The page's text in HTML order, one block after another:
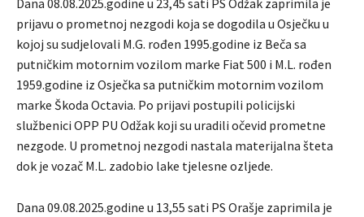
Dana 08.08.2025.godine u 23,45 sati PS Odžak zaprimila je
prijavu o prometnoj nezgodi koja se dogodila u Osječku u
kojoj su sudjelovali M.G. rođen 1995.godine iz Beča sa
putničkim motornim vozilom marke Fiat 500 i M.L. rođen
1959.godine iz Osječka sa putničkim motornim vozilom
marke Škoda Octavia. Po prijavi postupili policijski
službenici OPP PU Odžak koji su uradili očevid prometne
nezgode. U prometnoj nezgodi nastala materijalna šteta
dok je vozač M.L. zadobio lake tjelesne ozljede.
Dana 09.08.2025.godine u 13,55 sati PS Orašje zaprimila je